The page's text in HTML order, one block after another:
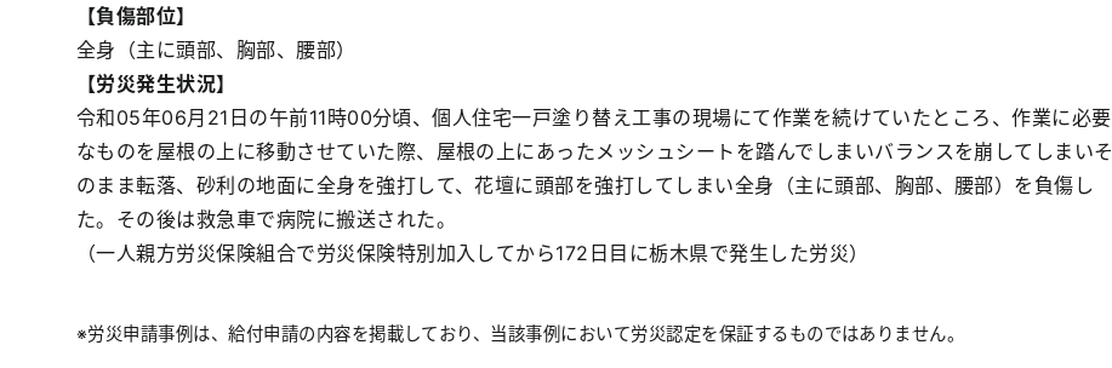
【負傷部位】
全身（主に頭部、胸部、腰部）
【労災発生状況】
令和05年06月21日の午前11時00分頃、個人住宅一戸塗り替え工事の現場にて作業を続けていたところ、作業に必要
なものを屋根の上に移動させていた際、屋根の上にあったメッシュシートを踏んでしまいバランスを崩してしまいそ
のまま転落、砂利の地面に全身を強打して、花壇に頭部を強打してしまい全身（主に頭部、胸部、腰部）を負傷し
た。その後は救急車で病院に搬送された。
（一人親方労災保険組合で労災保険特別加入してから172日目に栃木県で発生した労災）
※労災申請事例は、給付申請の内容を掲載しており、当該事例において労災認定を保証するものではありません。